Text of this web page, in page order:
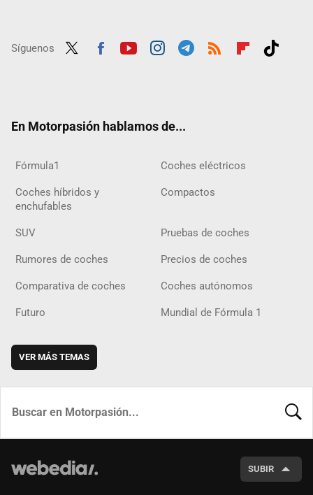
Síguenos
En Motorpasión hablamos de...
Fórmula1 Coches eléctricos
Coches híbridos y
enchufables
Compactos
SUV Pruebas de coches
Rumores de coches Precios de coches
Comparativa de coches Coches autónomos
Futuro Mundial de Fórmula 1
VER MÁS TEMAS
SUBIR